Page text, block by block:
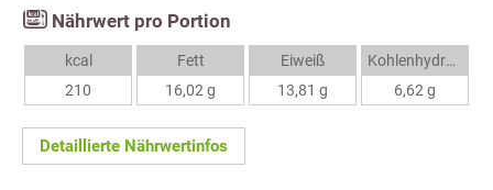
Nährwert pro Portion
kcal
210
Fett
16,02 g
Eiweiß
13,81 g
Kohlenhydrate
6,62 g
Detaillierte Nährwertinfos